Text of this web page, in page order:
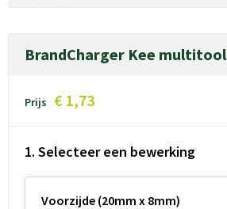
BrandCharger Kee multitool
Prijs € 1,73
1. Selecteer een bewerking
Voorzijde (20mm x 8mm)